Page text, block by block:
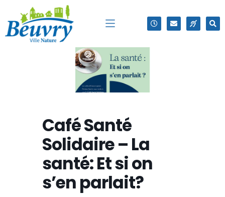
Café Santé
Solidaire – La
santé: Et si on
s’en parlait?